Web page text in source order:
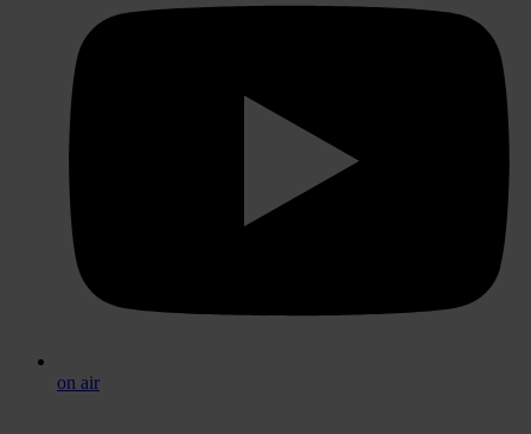
on air